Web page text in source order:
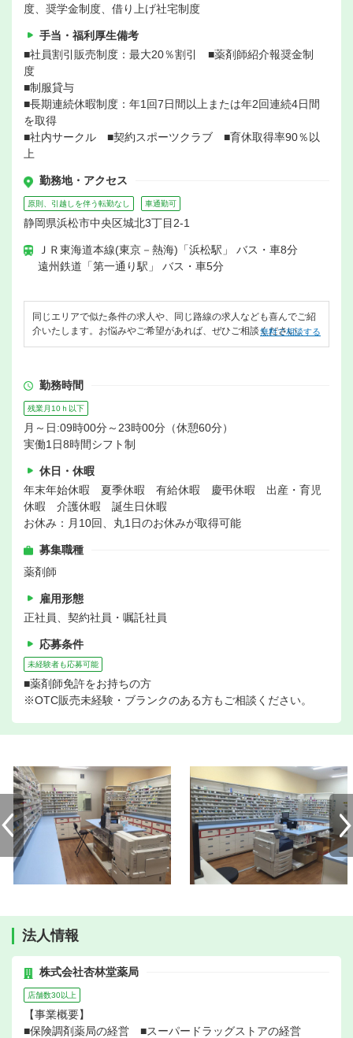
度、奨学金制度、借り上げ社宅制度
手当・福利厚生備考
■社員割引販売制度：最大20％割引 ■薬剤師紹介報奨金制
度
■制服貸与
■長期連続休暇制度：年1回7日間以上または年2回連続4日間
を取得
■社内サークル ■契約スポーツクラブ ■育休取得率90％以
上
勤務地・アクセス
原則、引越しを伴う転勤なし 車通勤可
静岡県浜松市中央区城北3丁目2-1
ＪＲ東海道本線(東京－熱海)「浜松駅」 バス・車8分
遠州鉄道「第一通り駅」 バス・車5分
同じエリアで似た条件の求人や、同じ路線の求人なども喜んでご紹
介いたします。お悩みやご希望があれば、ぜひご相談ください。
無料で相談する
勤務時間
残業月10ｈ以下
月～日:09時00分～23時00分（休憩60分）
実働1日8時間シフト制
休日・休暇
年末年始休暇 夏季休暇 有給休暇 慶弔休暇 出産・育児
休暇 介護休暇 誕生日休暇
お休み：月10回、丸1日のお休みが取得可能
募集職種
薬剤師
雇用形態
正社員、契約社員・嘱託社員
応募条件
未経験者も応募可能
■薬剤師免許をお持ちの方
※OTC販売未経験・ブランクのある方もご相談ください。
法人情報
株式会社杏林堂薬局
店舗数30以上
【事業概要】
■保険調剤薬局の経営 ■スーパードラッグストアの経営